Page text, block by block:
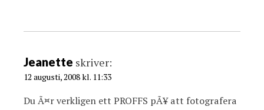
Jeanette skriver:
12 augusti, 2008 kl. 11:33
Du Ã¤r verkligen ett PROFFS pÃ¥ att fotografera